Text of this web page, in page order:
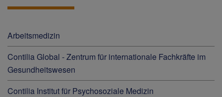
Arbeitsmedizin
Contilia Global - Zentrum für internationale Fachkräfte im
Gesundheitswesen
Contilia Institut für Psychosoziale Medizin